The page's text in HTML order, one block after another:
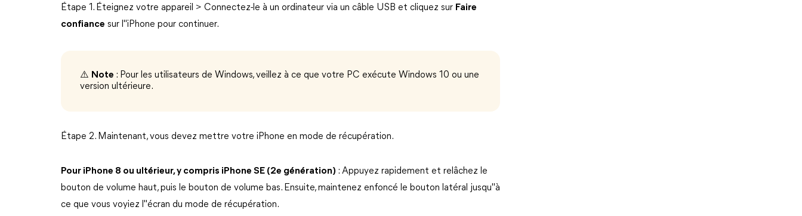
Étape 1. Éteignez votre appareil > Connectez-le à un ordinateur via un câble USB et cliquez sur Faire
confiance sur l"iPhone pour continuer.
⚠️ Note : Pour les utilisateurs de Windows, veillez à ce que votre PC exécute Windows 10 ou une
version ultérieure.
Étape 2. Maintenant, vous devez mettre votre iPhone en mode de récupération.
Pour iPhone 8 ou ultérieur, y compris iPhone SE (2e génération) : Appuyez rapidement et relâchez le
bouton de volume haut, puis le bouton de volume bas. Ensuite, maintenez enfoncé le bouton latéral jusqu"à
ce que vous voyiez l"écran du mode de récupération.